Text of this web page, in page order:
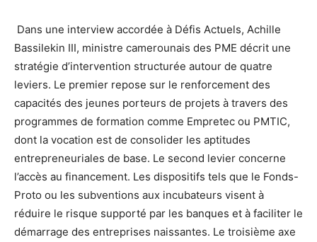
Dans une interview accordée à Défis Actuels, Achille
Bassilekin III, ministre camerounais des PME décrit une
stratégie d’intervention structurée autour de quatre
leviers. Le premier repose sur le renforcement des
capacités des jeunes porteurs de projets à travers des
programmes de formation comme Empretec ou PMTIC,
dont la vocation est de consolider les aptitudes
entrepreneuriales de base. Le second levier concerne
l’accès au financement. Les dispositifs tels que le Fonds-
Proto ou les subventions aux incubateurs visent à
réduire le risque supporté par les banques et à faciliter le
démarrage des entreprises naissantes. Le troisième axe